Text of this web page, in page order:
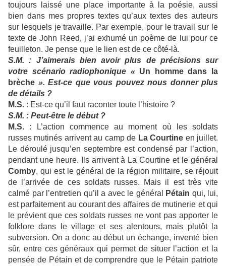
toujours laissé une place importante à la poésie, aussi
bien dans mes propres textes qu’aux textes des auteurs
sur lesquels je travaille. Par exemple, pour le travail sur le
texte de John Reed, j’ai exhumé un poème de lui pour ce
feuilleton. Je pense que le lien est de ce côté-là.
S.M. : J’aimerais bien avoir plus de précisions sur
votre scénario radiophonique « Un homme dans la
brèche ». Est-ce que vous pouvez nous donner plus
de détails ?
M.S. : Est-ce qu’il faut raconter toute l’histoire ?
S.M. : Peut-être le début ?
M.S. : L’action commence au moment où les soldats
russes mutinés arrivent au camp de La Courtine en juillet.
Le déroulé jusqu’en septembre est condensé par l’action,
pendant une heure. Ils arrivent à La Courtine et le général
Comby, qui est le général de la région militaire, se réjouit
de l’arrivée de ces soldats russes. Mais il est très vite
calmé par l’entretien qu’il a avec le général
Pétain qui, lui,
est parfaitement au courant des affaires de mutinerie et qui
le prévient que ces soldats russes ne vont pas apporter le
folklore dans le village et ses alentours, mais plutôt la
subversion. On a donc au début un échange, inventé bien
sûr, entre ces généraux qui permet de situer l’action et la
pensée de Pétain et de comprendre que le Pétain patriote